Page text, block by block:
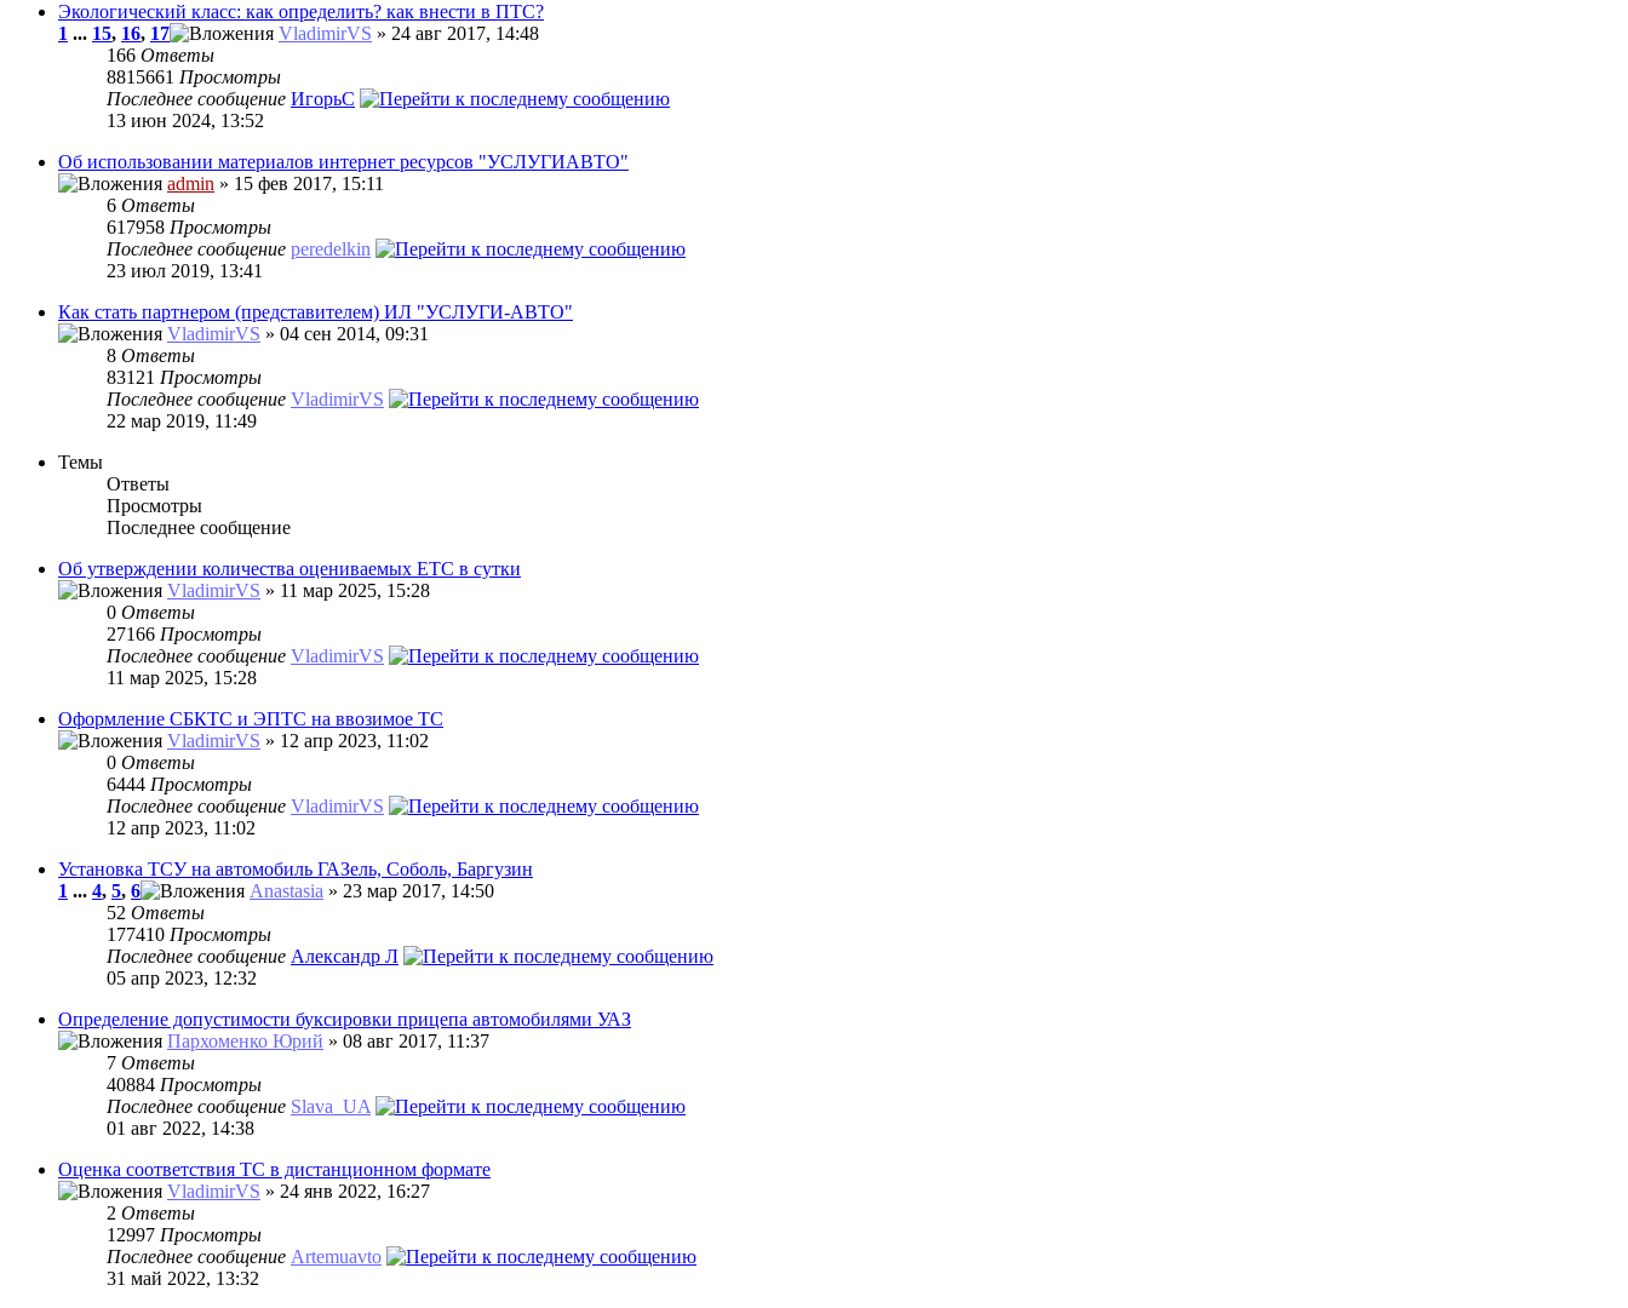
Экологический класс: как определить? как внести в ПТС?
1 ... 15, 16, 17 VladimirVS » 24 авг 2017, 14:48
166 Ответы
8815661 Просмотры
Последнее сообщение ИгорьC
13 июн 2024, 13:52
Об использовании материалов интернет ресурсов "УСЛУГИАВТО"
admin » 15 фев 2017, 15:11
6 Ответы
617958 Просмотры
Последнее сообщение peredelkin
23 июл 2019, 13:41
Как стать партнером (представителем) ИЛ "УСЛУГИ-АВТО"
VladimirVS » 04 сен 2014, 09:31
8 Ответы
83121 Просмотры
Последнее сообщение VladimirVS
22 мар 2019, 11:49
Темы
Ответы
Просмотры
Последнее сообщение
Об утверждении количества оцениваемых ЕТС в сутки
VladimirVS » 11 мар 2025, 15:28
0 Ответы
27166 Просмотры
Последнее сообщение VladimirVS
11 мар 2025, 15:28
Оформление СБКТС и ЭПТС на ввозимое ТС
VladimirVS » 12 апр 2023, 11:02
0 Ответы
6444 Просмотры
Последнее сообщение VladimirVS
12 апр 2023, 11:02
Установка ТСУ на автомобиль ГАЗель, Соболь, Баргузин
1 ... 4, 5, 6 Anastasia » 23 мар 2017, 14:50
52 Ответы
177410 Просмотры
Последнее сообщение Александр Л
05 апр 2023, 12:32
Определение допустимости буксировки прицепа автомобилями УАЗ
Пархоменко Юрий » 08 авг 2017, 11:37
7 Ответы
40884 Просмотры
Последнее сообщение Slava_UA
01 авг 2022, 14:38
Оценка соответствия ТС в дистанционном формате
VladimirVS » 24 янв 2022, 16:27
2 Ответы
12997 Просмотры
Последнее сообщение Artemuavto
31 май 2022, 13:32